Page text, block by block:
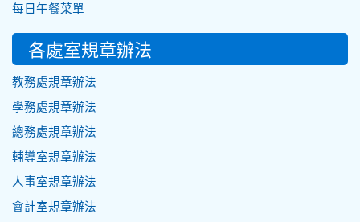
每日午餐菜單
各處室規章辦法
教務處規章辦法
學務處規章辦法
總務處規章辦法
輔導室規章辦法
人事室規章辦法
會計室規章辦法